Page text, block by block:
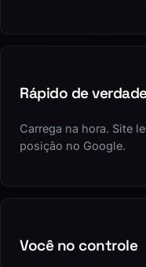
Rápido de
Carrega na hora. Site
posição no Google.
Você no controle